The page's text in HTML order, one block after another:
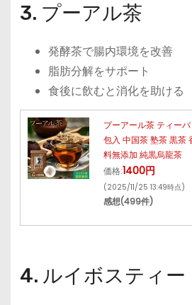
3. プーアル茶
発酵茶で腸内環境を改善
脂肪分解をサポート
食後に飲むと消化を助ける
プーアール茶 ティー
包入 中国茶 塾茶 黒茶
料無添加 純黒烏龍茶
価格:1400円
(2025/11/25 13:49時点)
感想(499件)
4. ルイボスティー